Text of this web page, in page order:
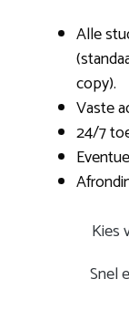
Alle
copy).
Vaste
24/7
Kies
Snel